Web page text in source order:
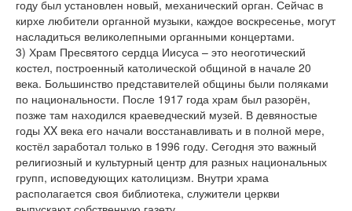
году был установлен новый, механический орган. Сейчас в
кирхе любители органной музыки, каждое воскресенье, могут
насладиться великолепными органными концертами.
3) Храм Пресвятого сердца Иисуса – это неоготический
костел, построенный католической общиной в начале 20
века. Большинство представителей общины были поляками
по национальности. После 1917 года храм был разорён,
позже там находился краеведческий музей. В девяностые
годы XX века его начали восстанавливать и в полной мере,
костёл заработал только в 1996 году. Сегодня это важный
религиозный и культурный центр для разных национальных
групп, исповедующих католицизм. Внутри храма
располагается своя библиотека, служители церкви